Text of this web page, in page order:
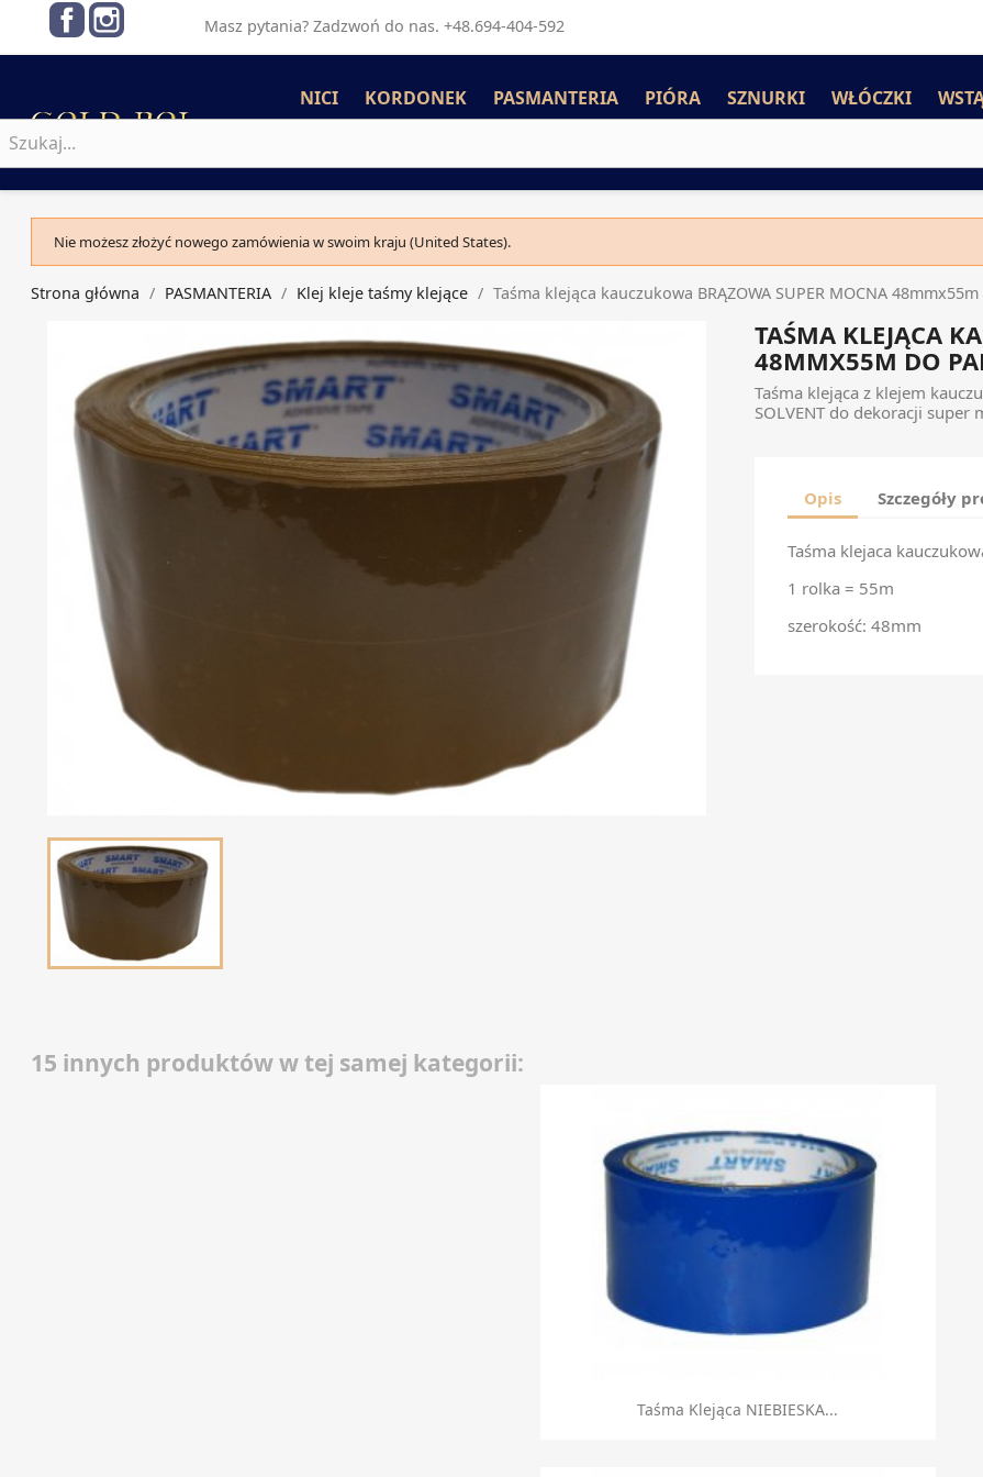
Masz pytania? Zadzwoń do nas. +48.694-404-592
Facebook
NICI KORDONEK PASMANTERIA PIÓRA SZNURKI WŁÓCZKI
Nie możesz złożyć nowego zamówienia w swoim kraju (United States).
Strona główna PASMANTERIA Klej kleje taśmy klejące Taśma klejąca kauczukowa BRĄZOWA SUPER MOCNA
TAŚMA KLEJĄCA
48MMX55M DO
Taśma klejąca z klejem
SOLVENT do dekoracji super
Opis Szczegóły
Taśma klejaca
1 rolka = 55m
szerokość: 48mm
15 innych produktów w tej samej kategorii:
 Szybki podgląd
Taśma Klejąca NIEBIESKA...